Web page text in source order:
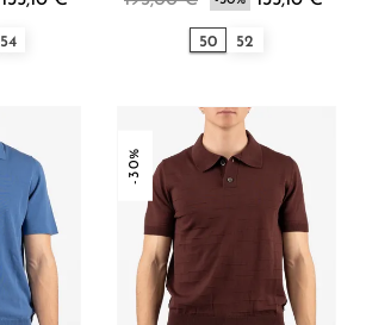
54 50 52
-30%